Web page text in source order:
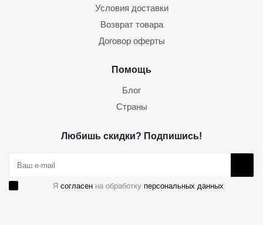
Условия доставки
Возврат товара
Договор оферты
Помощь
Блог
Страны
Любишь скидки? Подпишись!
Я согласен на обработку персональных данных